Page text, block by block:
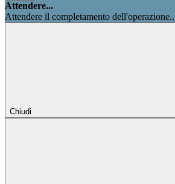
Attendere...
Attendere il completamento
Chiudi